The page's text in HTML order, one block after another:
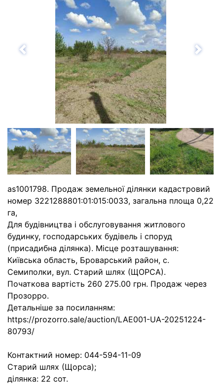
Назад
as1001798. Продаж земельної ділянки кадастровий
номер 3221288801:01:015:0033, загальна площа 0,22
га,
Для будівництва і обслуговування житлового
будинку, господарських будівель і споруд
(присадибна ділянка). Місце розташування:
Київська область, Броварський район, с.
Семиполки, вул. Старий шлях (ЩОРСА).
Початкова вартість 260 275.00 грн. Продаж через
Прозорро.
Детальніше за посиланням:
https://prozorro.sale/auction/LAE001-UA-20251224-
80793/
Контактний номер: 044-594-11-09
Старий шлях (Щорса);
ділянка: 22 сот.